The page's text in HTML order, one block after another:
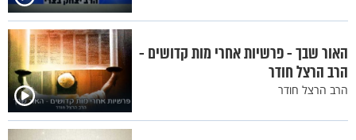
האור שבך - פרשיות אחרי מות קדושים -
הרב הרצל חודר
הרב הרצל חודר